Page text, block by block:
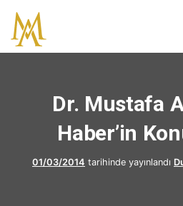
Dr. Mustafa
Haber’in
01/03/2014 tarihinde yayınlandı